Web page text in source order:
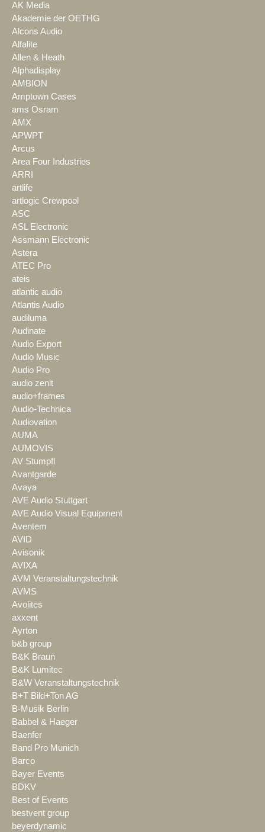
AK Media
Akademie der OETHG
Alcons Audio
Alfalite
Allen & Heath
Alphadisplay
AMBION
Amptown Cases
ams Osram
AMX
APWPT
Arcus
Area Four Industries
ARRI
artlife
artlogic Crewpool
ASC
ASL Electronic
Assmann Electronic
Astera
ATEC Pro
ateis
atlantic audio
Atlantis Audio
audiluma
Audinate
Audio Export
Audio Music
Audio Pro
audio zenit
audio+frames
Audio-Technica
Audiovation
AUMA
AUMOVIS
AV Stumpfl
Avantgarde
Avaya
AVE Audio Stuttgart
AVE Audio Visual Equipment
Aventem
AVID
Avisonik
AVIXA
AVM Veranstaltungstechnik
AVMS
Avolites
axxent
Ayrton
b&b group
B&K Braun
B&K Lumitec
B&W Veranstaltungstechnik
B+T Bild+Ton AG
B-Musik Berlin
Babbel & Haeger
Baenfer
Band Pro Munich
Barco
Bayer Events
BDKV
Best of Events
bestvent group
beyerdynamic